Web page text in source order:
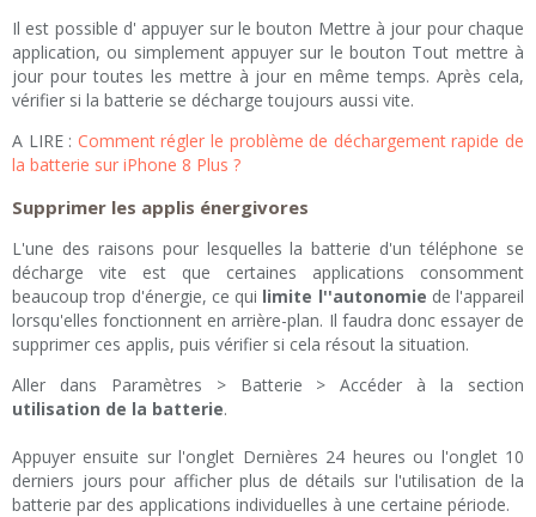
Il est possible d' appuyer sur le bouton Mettre à jour pour chaque
application, ou simplement appuyer sur le bouton Tout mettre à
jour pour toutes les mettre à jour en même temps. Après cela,
vérifier si la batterie se décharge toujours aussi vite.
A LIRE : Comment régler le problème de déchargement rapide de
la batterie sur iPhone 8 Plus ?
Supprimer les applis énergivores
L'une des raisons pour lesquelles la batterie d'un téléphone se
décharge vite est que certaines applications consomment
beaucoup trop d'énergie, ce qui limite l''autonomie de l'appareil
lorsqu'elles fonctionnent en arrière-plan. Il faudra donc essayer de
supprimer ces applis, puis vérifier si cela résout la situation.
Aller dans Paramètres > Batterie > Accéder à la section
utilisation de la batterie.
Appuyer ensuite sur l'onglet Dernières 24 heures ou l'onglet 10
derniers jours pour afficher plus de détails sur l'utilisation de la
batterie par des applications individuelles à une certaine période.